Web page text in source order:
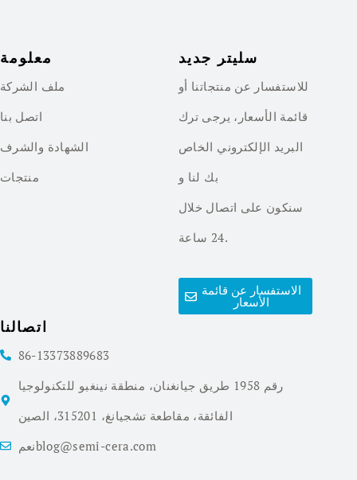
معلومة
ملف الشركة
اتصل بنا
الشهادة والشرف
منتجات
سليتر جديد
للاستفسار عن منتجاتنا أو
قائمة الأسعار، يرجى ترك
البريد الإلكتروني الخاص
بك لنا و
سنكون على اتصال خلال
24 ساعة.
الاستفسار عن قائمة
الأسعار
اتصالنا
86-13373889683
رقم 1958 طريق جيانغنان، منطقة نينغبو للتكنولوجيا
الفائقة، مقاطعة تشجيانغ، 315201، الصين
نعمblog@semi-cera.com